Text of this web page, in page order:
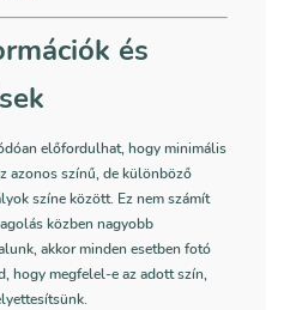
és
előfordulhat, hogy minimális
azonos színű, de különböző
színe között. Ez nem számít
közben nagyobb
akkor minden esetben fotó
hogy megfelel-e az adott szín,